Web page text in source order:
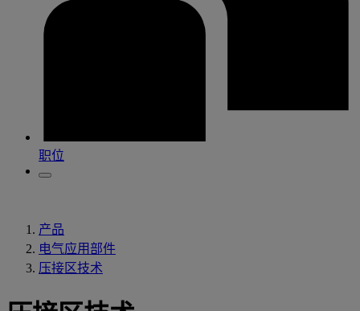
职位
产品
电气应用部件
压接区技术